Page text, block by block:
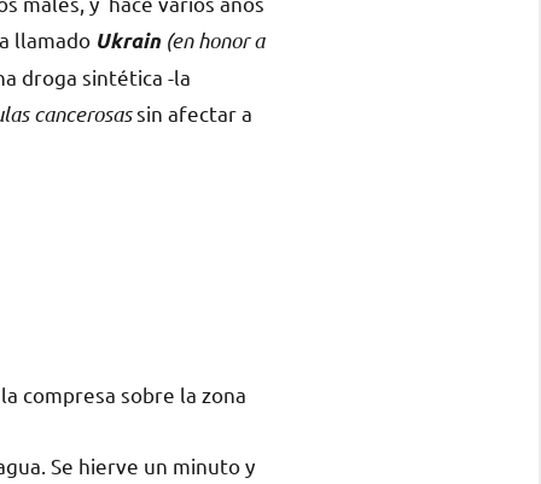
llamado Ukrain (en honor a
droga sintética -la
cancerosassin afectar a
compresa sobre la zona
Se hierve un minuto y